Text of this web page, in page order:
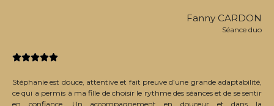
Fanny CARDON
Séance duo

Stéphanie est douce, attentive et fait preuve d’une grande adaptabilité,
ce qui a permis à ma fille de choisir le rythme des séances et de se sentir
en confiance. Un accompagnement en douceur et dans la